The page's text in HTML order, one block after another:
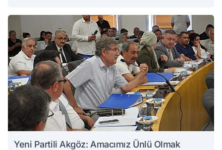
Yeni Partili Akgöz: Amacımız Ünlü Olmak